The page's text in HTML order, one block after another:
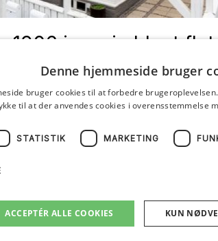
1906 i en sjældent flot
fordelt på 4 enheder - hele ejendommen er
enheder, som alle kan tilgås via ejendommens
fremtræder ejendommen i en særdeles flot
er særdeles velisoleret, har komplet
Dette er en ejendom der skal opleves.
på samlet 100 m², hvoraf de 76 m² er
m² er registreret som erhverv. Enheden
med brus, flot nyere køkken i hvide
Denne hjemmeside bruger
bruger cookies til at forbedre
til at der anvendes cookies i overensstemmelse
STATISTIK MARKETING
ACCEPTÉR ALLE COOKIES KUN